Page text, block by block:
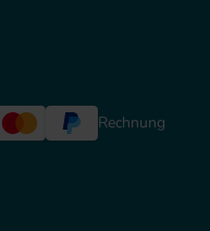
Rechnung